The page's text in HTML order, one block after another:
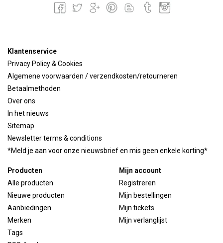
Klantenservice
Privacy Policy & Cookies
Algemene voorwaarden / verzendkosten/retourneren
Betaalmethoden
Over ons
In het nieuws
Sitemap
Newsletter terms & conditions
*Meld je aan voor onze nieuwsbrief en mis geen enkele korting*
Producten
Alle producten
Nieuwe producten
Aanbiedingen
Merken
Tags
Mijn account
Registreren
Mijn bestellingen
Mijn tickets
Mijn verlanglijst